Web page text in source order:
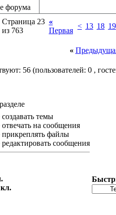
Страница 23
из 763
«
Первая
< 13 18 19
«
56 (пользователей: 0 ,
создавать темы
отвечать на сообщения
прикреплять файлы
редактировать сообщения